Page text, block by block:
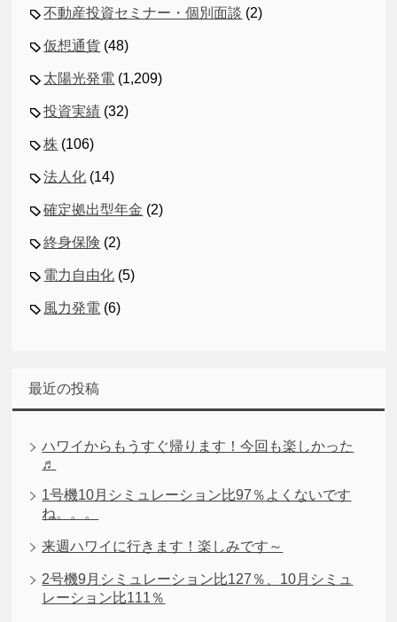
不動産投資セミナー・個別面談 (2)
仮想通貨 (48)
太陽光発電 (1,209)
投資実績 (32)
株 (106)
法人化 (14)
確定拠出型年金 (2)
終身保険 (2)
電力自由化 (5)
風力発電 (6)
最近の投稿
ハワイからもうすぐ帰ります！今回も楽しかった
♬
1号機10月シミュレーション比97％よくないです
ね。。。
来週ハワイに行きます！楽しみです～
2号機9月シミュレーション比127％、10月シミュ
レーション比111％